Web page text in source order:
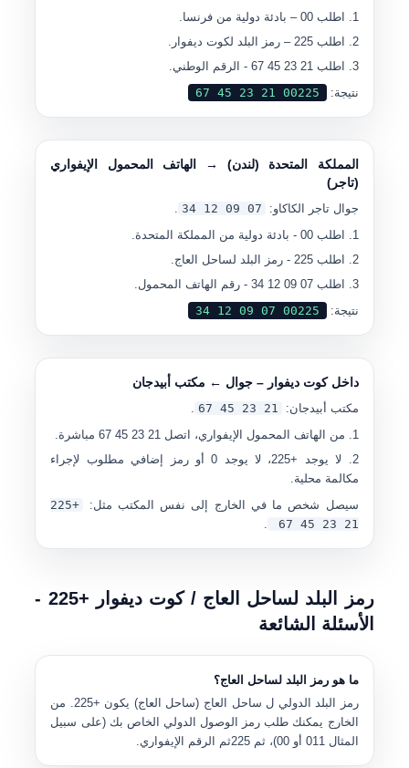
اطلب00 – بادئة دولية من فرنسا.
اطلب225 – رمز البلد لكوت ديفوار.
اطلب 21 23 45 67
- الرقم الوطني.
نتيجة:
00225 21 23 45 67
المملكة المتحدة (لندن) → الهاتف المحمول الإيفواري
(تاجر)
جوال تاجر الكاكاو: 07 09 12 34
اطلب00 - بادئة دولية من المملكة المتحدة.
اطلب225 - رمز البلد لساحل العاج.
اطلب07 09 12 34
- رقم الهاتف المحمول.
نتيجة:
00225 07 09 12 34
داخل كوت ديفوار – جوال ← مكتب أبيدجان
مكتب أبيدجان: 21 23 45 67
من الهاتف المحمول الإيفواري، اتصل 21 23 45 67
مباشرة.
لا يوجد +225، لا يوجد 0 أو رمز إضافي مطلوب لإجراء
مكالمة محلية.
سيصل شخص ما في الخارج إلى نفس المكتب مثل:
+225
21 23 45 67
رمز البلد لساحل العاج / كوت ديفوار +225 -
الأسئلة الشائعة
ما هو رمز البلد لساحل العاج؟
رمز البلد الدولي ل ساحل العاج (ساحل العاج) يكون +225
. من
الخارج يمكنك طلب رمز الوصول الدولي الخاص بك (على سبيل
المثال 011 أو00)، ثم225ثم الرقم الإيفواري.